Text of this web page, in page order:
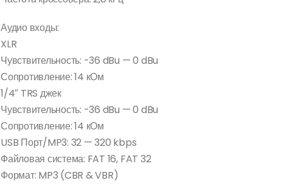
Аудио входы:
XLR
Чувствительность: -36 dBu — 0 dBu
Сопротивление: 14 кОм
1/4″ TRS джек
Чувствительность: -36 dBu — 0 dBu
Сопротивление: 14 кОм
USB Порт/MP3: 32 — 320 kbps
Файловая система: FAT 16, FAT 32
Формат: MP3 (CBR & VBR)